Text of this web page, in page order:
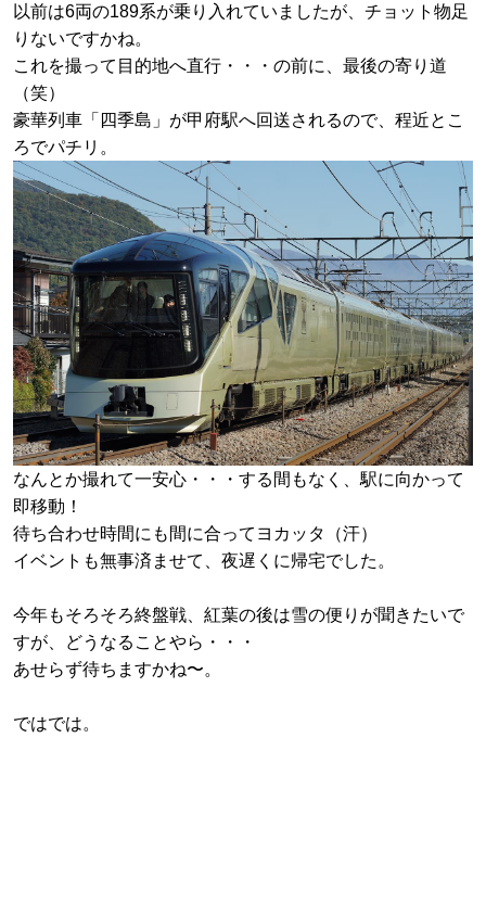
以前は6両の189系が乗り入れていましたが、チョット物足
りないですかね。
これを撮って目的地へ直行・・・の前に、最後の寄り道
（笑）
豪華列車「四季島」が甲府駅へ回送されるので、程近とこ
ろでパチリ。
なんとか撮れて一安心・・・する間もなく、駅に向かって
即移動！
待ち合わせ時間にも間に合ってヨカッタ（汗）
イベントも無事済ませて、夜遅くに帰宅でした。
今年もそろそろ終盤戦、紅葉の後は雪の便りが聞きたいで
すが、どうなることやら・・・
あせらず待ちますかね〜。
ではでは。